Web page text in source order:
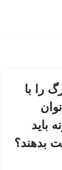
را با
باید
بدهند؟